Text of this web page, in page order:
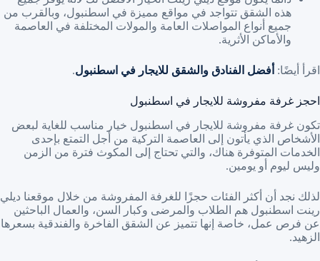
هذه الشقق تتواجد في مواقع مميزة في اسطنبول، وبالقرب من
جميع أنواع المواصلات العامة والمولات المختلفة في العاصمة
والأماكن الأثرية.
اقرأ أيضًا: أفضل الفنادق والشقق للايجار في اسطنبول.
احجز غرفة مفروشة للايجار في اسطنبول
تكون غرفة مفروشة للايجار في اسطنبول خيار مناسب للغاية لبعض
الأشخاص الذي يأتون إلى العاصمة التركية من أجل التمتع بإحدى
الخدمات المتوفرة هناك، والتي تحتاج إلى المكوث فترة من الزمن
وليس ليوم أو يومين.
لذلك نجد أن أكثر الفئات حجزًا للغرفة المفروشة من خلال موقعنا ديلي
رينت اسطنبول هم الطلاب والمرضى وكبار السن، والعمال الباحثين
عن فرص عمل، خاصة إنها تتميز عن الشقق الفاخرة والفندقية بسعرها
الزهيد.